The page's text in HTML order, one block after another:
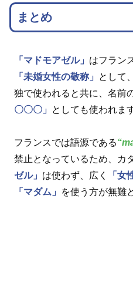
まとめ
「マドモアゼル」 はフラン
「未婚女性の敬称」
として、
独で使われると共に、名前
〇〇〇」
としても使われま
フランスでは語源である
禁止となっているため、カ
ゼル」 は使わず、広く 「女
「マダム」
を使う方が無難